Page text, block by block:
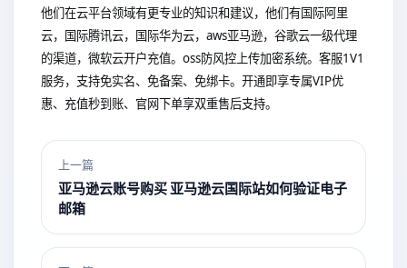
他们在云平台领域有更专业的知识和建议，他们有国际阿里
云，国际腾讯云，国际华为云，aws亚马逊，谷歌云一级代理
的渠道，微软云开户充值。oss防风控上传加密系统。客服1V1
服务，支持免实名、免备案、免绑卡。开通即享专属VIP优
惠、充值秒到账、官网下单享双重售后支持。
上一篇
亚马逊云账号购买 亚马逊云国际站如何验证电子
邮箱